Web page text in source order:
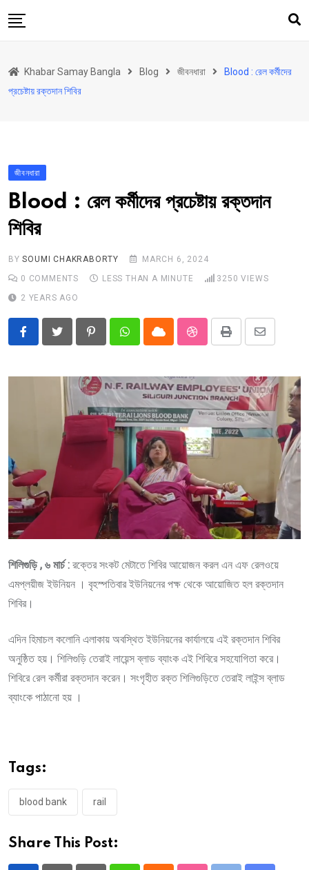
to
উত্তরবঙ্গ
আরও কিছু
Contact
Khabar Samay Hindi
Khabar Samay Bangla Blog জীবনধারা
Blood : রেল কর্মীদের
প্রচেষ্টায় রক্তদান শিবির
জীবনধারা
Blood : রেল কর্মীদের প্রচেষ্টায় রক্তদান
শিবির
BYSOUMI CHAKRABORTY
MARCH 6, 2024
0 COMMENTS LESS THAN A MINUTE 3250 VIEWS
2 YEARS AGO
PinterestWhatsappCloud StumbleUpon
Print
Share
Email
শিলিগুড়ি , ৬ মার্চ : রক্তের সংকট মেটাতে শিবির আয়োজন করল এন এফ রেলওয়ে
এমপ্লয়ীজ ইউনিয়ন । বৃহস্পতিবার ইউনিয়নের পক্ষ থেকে আয়োজিত হল রক্তদান
শিবির।
এদিন হিমাচল কলোনি এলাকায় অবস্থিত ইউনিয়নের কার্যালয়ে এই রক্তদান শিবির
অনুষ্ঠিত হয়। শিলিগুড়ি তেরাই লায়েন্স ব্লাড ব্যাংক এই শিবিরে সহযোগিতা করে।
শিবিরে রেল কর্মীরা রক্তদান করেন। সংগৃহীত রক্ত শিলিগুড়িতে তেরাই লাইন্স ব্লাড
ব্যাংকে পাঠানো হয় ।
Tags:
blood bank rail
Share This Post: